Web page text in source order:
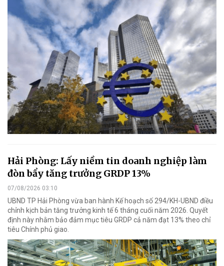
Hải Phòng: Lấy niềm tin doanh nghiệp làm
đòn bẩy tăng trưởng GRDP 13%
07/08/2026 03:10
UBND TP Hải Phòng vừa ban hành Kế hoạch số 294/KH-UBND điều
chỉnh kịch bản tăng trưởng kinh tế 6 tháng cuối năm 2026. Quyết
định này nhằm bảo đảm mục tiêu GRDP cả năm đạt 13% theo chỉ
tiêu Chính phủ giao.